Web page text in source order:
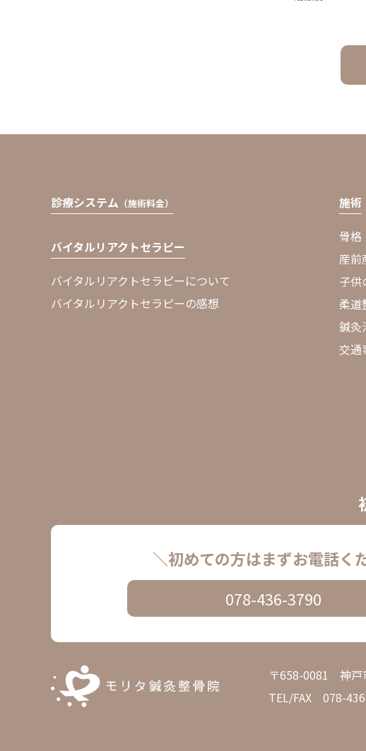
診療システム （施術料金）
バイタルリアクトセラピー
バイタルリアクトセラピーについて
バイタルリアクトセラピーの感想
施術
骨格
産前
子供
柔道
鍼灸
交通
＼初めての方はまずお電話く
078-436-3790
〒658-0081 神戸
TEL/FAX 078-